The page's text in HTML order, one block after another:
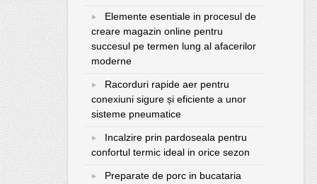
Elemente esentiale in procesul de
creare magazin online pentru
succesul pe termen lung al afacerilor
moderne
Racorduri rapide aer pentru
conexiuni sigure și eficiente a unor
sisteme pneumatice
Incalzire prin pardoseala pentru
confortul termic ideal in orice sezon
Preparate de porc in bucataria